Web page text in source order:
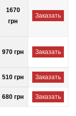
1670
грн
Заказать
970 грн Заказать
510 грн Заказать
680 грн Заказать